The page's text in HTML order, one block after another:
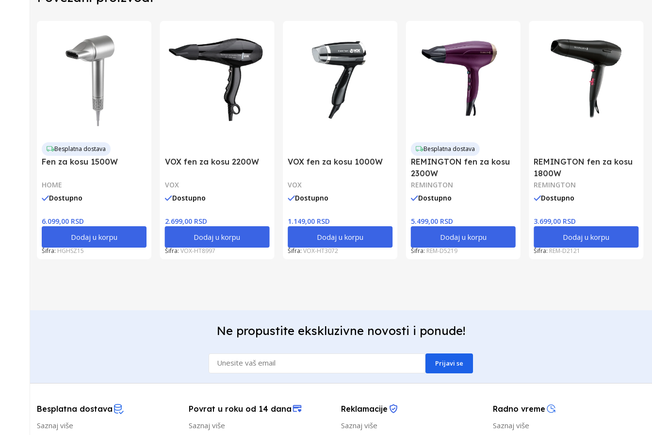
Barkod 5999084948184
Besplatna dostava
Fen za kosu 1500W
HOME
Dostupno
6.099,00 RSD
Dodaj u korpu
Šifra: HGHSZ15
VOX fen za kosu 2200W
VOX
Dostupno
2.699,00 RSD
Dodaj u korpu
Šifra: VOX-HT8997
VOX fen za kosu 1000W
VOX
Dostupno
1.149,00 RSD
Dodaj u korpu
Šifra:VOX-HT3072
Besplatna dostava
REMINGTON fen za kosu
2300W
REMINGTON
Dostupno
5.499,00 RSD
Dodaj u korpu
Šifra: REM-D5219
REMINGTON fen za kosu
1800W
REMINGTON
Dostupno
3.699,00 RSD
Dodaj u korpu
Šifra: REM-D2121
Ne propustite ekskluzivne novosti i ponude!
Prijavi se
Besplatna dostava
Saznaj više
Povrat u roku od 14 dana
Saznaj više
Reklamacije
Saznaj više
Radno vreme
Saznaj više